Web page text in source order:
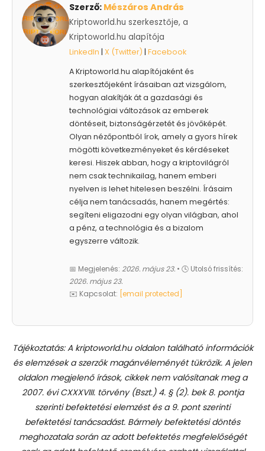
Szerző: Mészáros András
Kriptoworld.hu szerkesztője, a
Kriptoworld.hu alapítója
LinkedIn | X (Twitter) | Facebook
A Kriptoworld.hu alapítójaként és
szerkesztőjeként írásaiban azt vizsgálom,
hogyan alakítják át a gazdasági és
technológiai változások az emberek
döntéseit, biztonságérzetét és jövőképét.
Olyan nézőpontból írok, amely a gyors hírek
mögötti következményeket és kérdéseket
keresi. Hiszek abban, hogy a kriptovilágról
nem csak technikailag, hanem emberi
nyelven is lehet hitelesen beszélni. Írásaim
célja nem tanácsadás, hanem megértés:
segíteni eligazodni egy olyan világban, ahol
a pénz, a technológia és a bizalom
egyszerre változik.
📅 Megjelenés: 2026. május 23. • 🕓 Utolsó frissítés:
2026. május 23.
✉️ Kapcsolat:
[email protected]
Tájékoztatás: A kriptoworld.hu oldalon található információk
és elemzések a szerzők magánvéleményét tükrözik. A jelen
oldalon megjelenő írások, cikkek nem valósítanak meg a
2007. évi CXXXVIII. törvény (Bszt.) 4. § (2). bek 8. pontja
szerinti befektetési elemzést és a 9. pont szerinti
befektetési tanácsadást. Bármely befektetési döntés
meghozatala során az adott befektetés megfelelőségét